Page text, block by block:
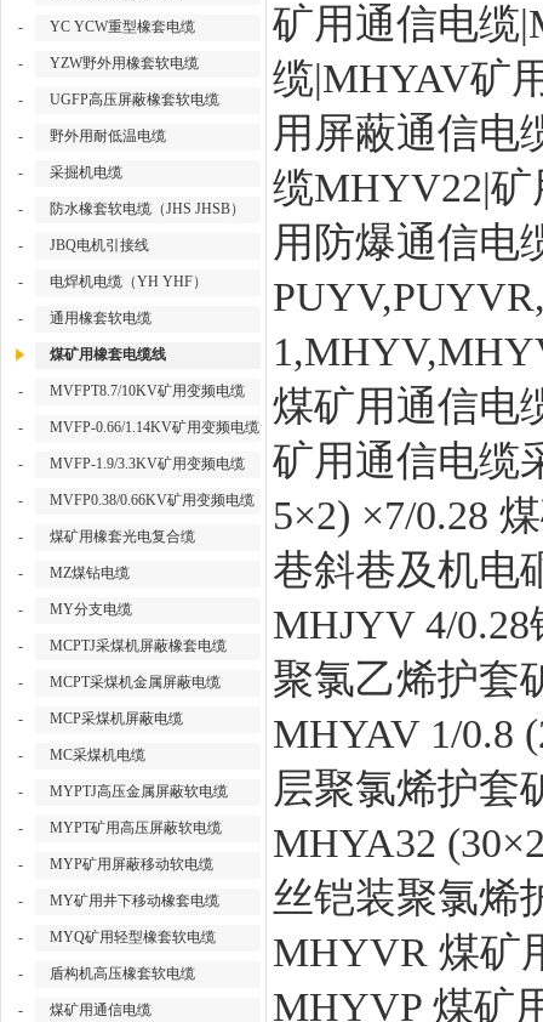
- YC YCW重型橡套电缆
- YZW野外用橡套软电缆
- UGFP高压屏蔽橡套软电缆
- 野外用耐低温电缆
- 采掘机电缆
- 防水橡套软电缆（JHS JHSB）
- JBQ电机引接线
- 电焊机电缆（YH YHF）
- 通用橡套软电缆
煤矿用橡套电缆线
- MVFPT8.7/10KV矿用变频电缆
- MVFP-0.66/1.14KV矿用变频电缆
- MVFP-1.9/3.3KV矿用变频电缆
- MVFP0.38/0.66KV矿用变频电缆
- 煤矿用橡套光电复合缆
- MZ煤钻电缆
- MY分支电缆
- MCPTJ采煤机屏蔽橡套电缆
- MCPT采煤机金属屏蔽电缆
- MCP采煤机屏蔽电缆
- MC采煤机电缆
- MYPTJ高压金属屏蔽软电缆
- MYPT矿用高压屏蔽软电缆
- MYP矿用屏蔽移动软电缆
- MY矿用井下移动橡套电缆
- MYQ矿用轻型橡套软电缆
- 盾构机高压橡套软电缆
- 煤矿用通信电缆
矿用通信电缆
缆|MHYAV矿
用屏蔽通信电
缆MHYV22|
用防爆通信电
煤矿用通信电
矿用通信电缆
5×2) ×7/0.28
巷斜巷及机电
MHJYV 4/
聚氯乙烯护套
MHYAV 1/0.8
层聚氯烯护套
MHYA32
丝铠装聚氯烯
MHYVR 煤矿
MHYVP 煤矿